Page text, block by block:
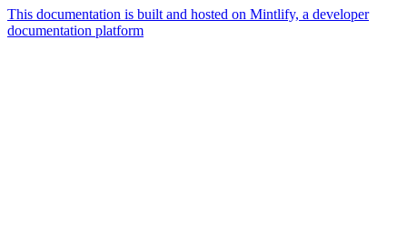
This documentation is built and hosted on Mintlify, a developer
documentation platform